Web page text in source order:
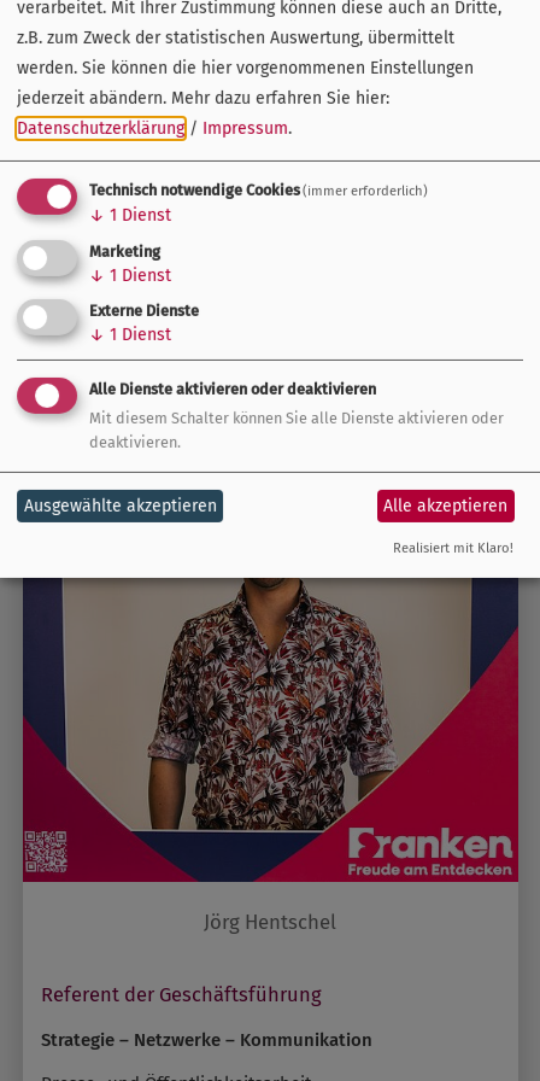
Recherchethemen im Reiseland Franken informieren.
Das Interesse bei Journalisten, Radiomoderatoren, TV-
Producern, Bloggern und Freelancern an Franken war groß;
insbesondere im Münchner Raum gilt das Reiseland als
beliebtes Ausflugsziel. Wir freuen uns, viele Recherche-
Inspirationen zu fränkischen Themen vermittelt zu haben
und sind gespannt auf die Berichterstattungen!
Ansprechpartner
Jörg Hentschel
Referent der Geschäftsführung
Strategie – Netzwerke – Kommunikation
verarbeitet. Mit Ihrer Zustimmung können diese auch an Dritte,
z.B. zum Zweck der statistischen Auswertung, übermittelt
werden. Sie können die hier vorgenommenen Einstellungen
jederzeit abändern. Mehr dazu erfahren Sie hier:
Datenschutzerklärung / Impressum.
Technisch notwendige Cookies(immer erforderlich)
↓ 1 Dienst
Marketing
↓ 1 Dienst
Externe Dienste
↓ 1 Dienst
Alle Dienste aktivieren oder deaktivieren
Mit diesem Schalter können Sie alle Dienste aktivieren oder
deaktivieren.
Ausgewählte akzeptieren Alle akzeptieren
Realisiert mit Klaro!